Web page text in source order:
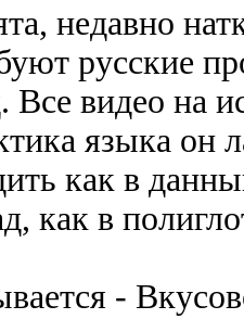
недавно
русские
Все видео на
языка он
как в
как в
-